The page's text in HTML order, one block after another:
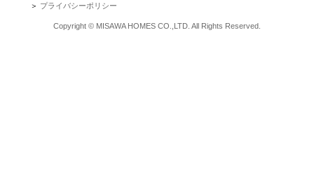
＞ プライバシーポリシー
Copyright © MISAWA HOMES CO.,LTD. All Rights Reserved.